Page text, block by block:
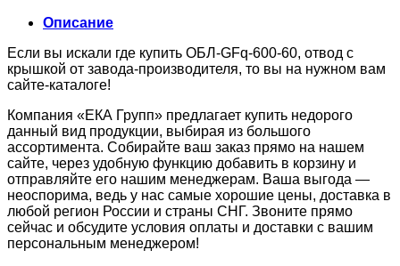
Описание
Если вы искали где купить ОБЛ-GFq-600-60, отвод с
крышкой от завода-производителя, то вы на нужном вам
сайте-каталоге!
Компания «ЕКА Групп» предлагает купить недорого
данный вид продукции, выбирая из большого
ассортимента. Собирайте ваш заказ прямо на нашем
сайте, через удобную функцию добавить в корзину и
отправляйте его нашим менеджерам. Ваша выгода —
неоспорима, ведь у нас самые хорошие цены, доставка в
любой регион России и страны СНГ. Звоните прямо
сейчас и обсудите условия оплаты и доставки с вашим
персональным менеджером!